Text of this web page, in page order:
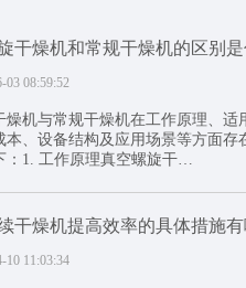
干燥机和常规干燥机的区别是
03 08:59:52
燥机与常规干燥机在工作原理、适
本、设备结构及应用场景等方面存
：1. 工作原理真空螺旋干…
干燥机提高效率的具体措施
10 11:03:34